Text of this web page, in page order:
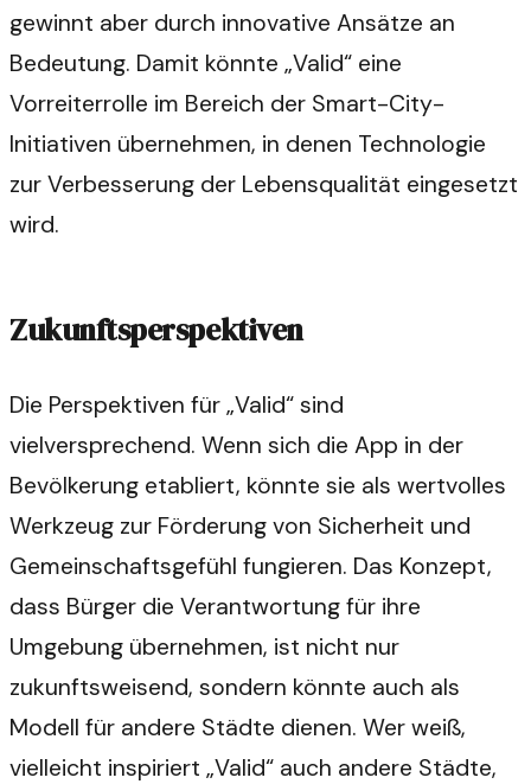
gewinnt aber durch innovative Ansätze an
Bedeutung. Damit könnte „Valid“ eine
Vorreiterrolle im Bereich der Smart-City-
Initiativen übernehmen, in denen Technologie
zur Verbesserung der Lebensqualität eingesetzt
wird.
Zukunftsperspektiven
Die Perspektiven für „Valid“ sind
vielversprechend. Wenn sich die App in der
Bevölkerung etabliert, könnte sie als wertvolles
Werkzeug zur Förderung von Sicherheit und
Gemeinschaftsgefühl fungieren. Das Konzept,
dass Bürger die Verantwortung für ihre
Umgebung übernehmen, ist nicht nur
zukunftsweisend, sondern könnte auch als
Modell für andere Städte dienen. Wer weiß,
vielleicht inspiriert „Valid“ auch andere Städte,